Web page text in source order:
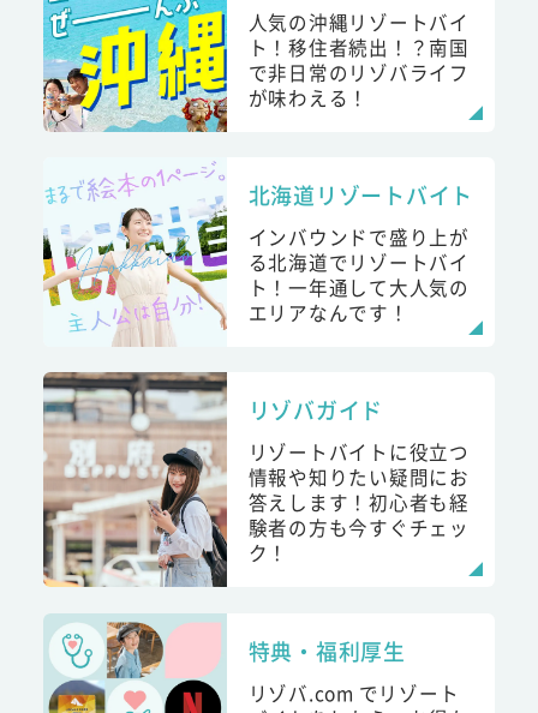
人気の沖縄リゾートバイ
ト！移住者続出！？南国
で非日常のリゾバライフ
が味わえる！
北海道リゾートバイト
インバウンドで盛り上が
る北海道でリゾートバイ
ト！一年通して大人気の
エリアなんです！
リゾバガイド
リゾートバイトに役立つ
情報や知りたい疑問にお
答えします！初心者も経
験者の方も今すぐチェッ
ク！
特典・福利厚生
リゾバ.com でリゾート